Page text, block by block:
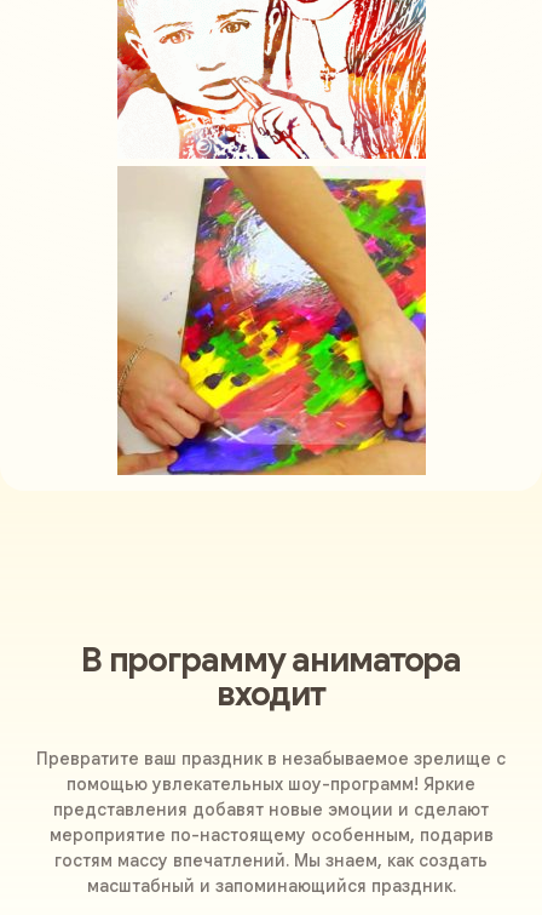
В программу аниматора
входит
Превратите ваш праздник в незабываемое зрелище с
помощью увлекательных шоу-программ! Яркие
представления добавят новые эмоции и сделают
мероприятие по-настоящему особенным, подарив
гостям массу впечатлений. Мы знаем, как создать
масштабный и запоминающийся праздник.